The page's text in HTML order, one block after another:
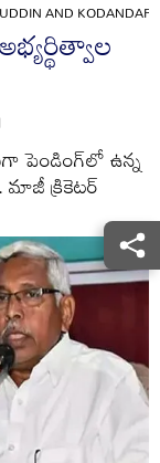
AND
పెండింగ్‌లో ఉన్న
మాజీ క్రికెటర్‌